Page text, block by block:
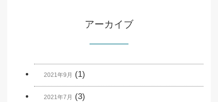
アーカイブ
2021年9月 (1)
2021年7月 (3)